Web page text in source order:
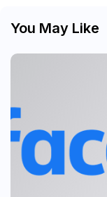
You May Like